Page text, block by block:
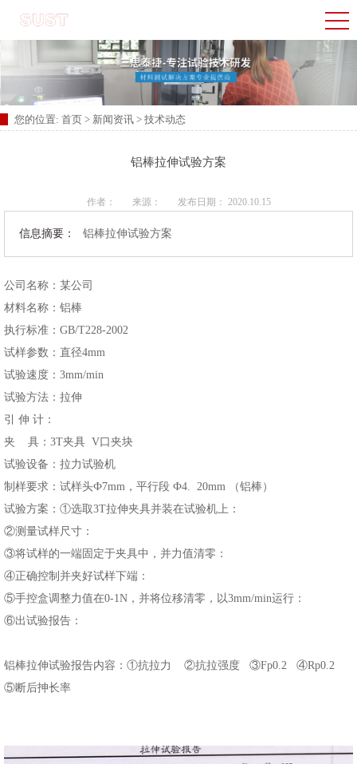
您的位置: 首页 > 新闻资讯 > 技术动态
铝棒拉伸试验方案
作者： 来源： 发布日期： 2020.10.15
信息摘要： 铝棒拉伸试验方案
公司名称：某公司
材料名称：铝棒
执行标准：GB/T228-2002
试样参数：直径4mm
试验速度：3mm/min
试验方法：拉伸
引 伸 计：
夹 具：3T夹具 V口夹块
试验设备：拉力试验机
制样要求：试样头Ф7mm，平行段 Ф4. 20mm （铝棒）
试验方案：①选取3T拉伸夹具并装在试验机上：
②测量试样尺寸：
③将试样的一端固定于夹具中，并力值清零：
④正确控制并夹好试样下端：
⑤手控盒调整力值在0-1N，并将位移清零，以3mm/min运行：
⑥出试验报告：
铝棒拉伸试验报告内容：①抗拉力 ②抗拉强度 ③Fp0.2 ④Rp0.2
⑤断后抻长率